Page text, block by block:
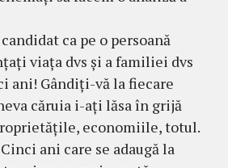
ca pe o persoană
viața dvs și a familiei dvs
ani! Gândiți-vă la fiecare
căruia i-ați lăsa în grijă
economiile, totul.
ani care se adaugă la